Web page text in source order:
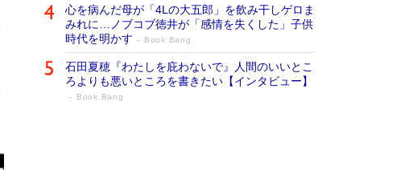
心を病んだ母が「4Lの大五郎」を飲み干しゲロま
みれに…ノブコブ徳井が「感情を失くした」子供
時代を明かす
Book Bang
石田夏穂『わたしを庇わないで』人間のいいとこ
ろよりも悪いところを書きたい【インタビュー】
Book Bang